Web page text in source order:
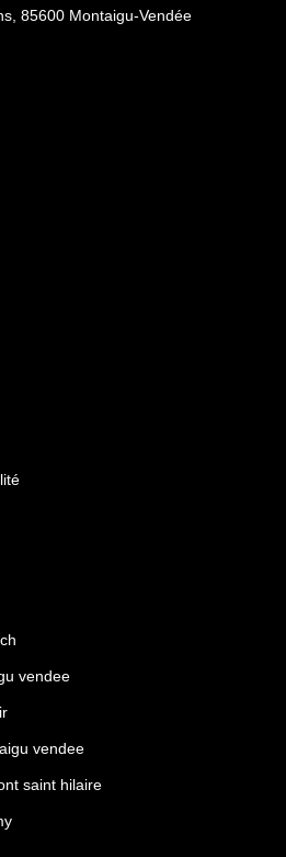
85600 Montaigu-Vendée
vendee
vendee
saint hilaire